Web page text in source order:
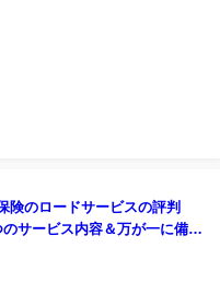
険のロードサービスの評判
サービス内容＆万が一に備え